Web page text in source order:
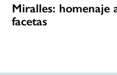
Miralles: homenaje
facetas